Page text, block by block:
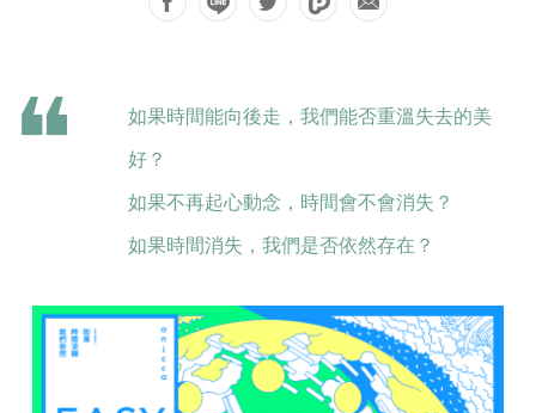
如果時間能向後走，我們能否重溫失去的美
好？
如果不再起心動念，時間會不會消失？
如果時間消失，我們是否依然存在？